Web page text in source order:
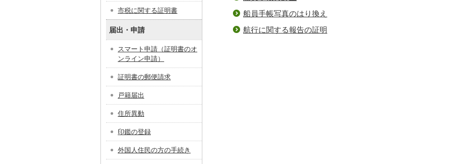
船員手帳写真のはり換え
航行に関する報告の証明
市税に関する証明書
届出・申請
スマート申請（証明書のオ
ンライン申請）
証明書の郵便請求
戸籍届出
住所異動
印鑑の登録
外国人住民の方の手続き